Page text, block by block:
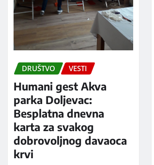
DRUŠTVO VESTI
Humani gest Akva
parka Doljevac:
Besplatna dnevna
karta za svakog
dobrovoljnog davaoca
krvi